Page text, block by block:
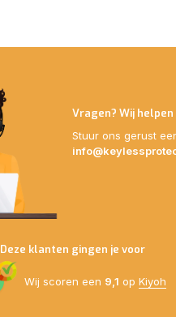
Vragen? Wij
Stuur ons gerust
Deze klanten gingen je voor
Wij scoren een 9,1 op Kiyoh